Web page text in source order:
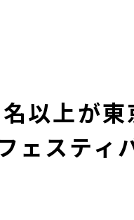
以上が東
ェステ